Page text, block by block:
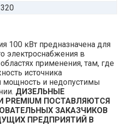
320
100 кВт предназначена для
электроснабжения в
применения, там, где
источника
мощность и недопустимы
ДИЗЕЛЬНЫЕ
PREMIUM ПОСТАВЛЯЮТСЯ
ЗАКАЗЧИКОВ
ПРЕДПРИЯТИЙ В